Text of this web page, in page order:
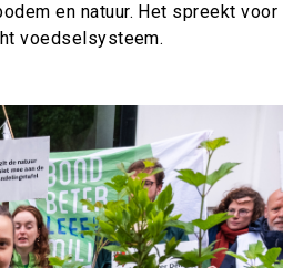
en natuur. Het spreekt voor
voedselsysteem.